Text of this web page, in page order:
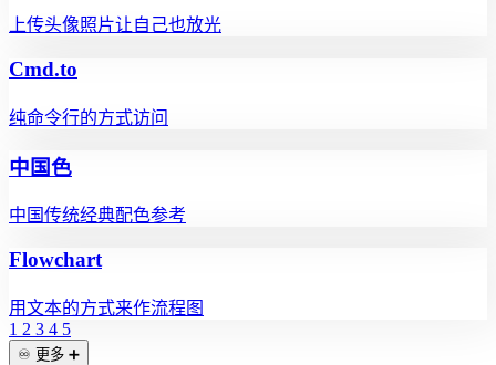
上传头像照片让自己也放光
Cmd.to
纯命令行的方式访问
中国色
中国传统经典配色参考
Flowchart
用文本的方式来作流程图
1 2 3 4 5
♾️ 更多 ➕